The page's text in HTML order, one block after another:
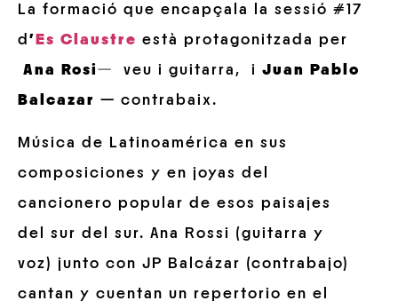
La formació que encapçala la sessió #17
d ’ Es Claustre està protagonitzada per
Ana Rosi— veu i guitarra , i Juan Pablo
Balcazar — contrabaix.
Música de Latinoamérica en sus
composiciones y en joyas del
cancionero popular de esos paisajes
del sur del sur. Ana Rossi (guitarra y
voz) junto con JP Balcázar (contrabajo)
cantan y cuentan un repertorio en el